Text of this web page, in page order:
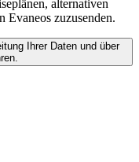
alternativen
Evaneos zuzusenden.
Ihrer Daten und über